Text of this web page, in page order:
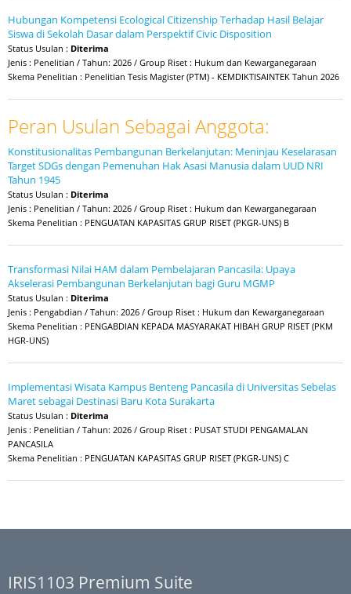
Hubungan Kompetensi Ecological Citizenship Terhadap Hasil Belajar
Siswa di Sekolah Dasar dalam Perspektif Civic Disposition
Status Usulan : Diterima
Jenis : Penelitian / Tahun: 2026 / Group Riset : Hukum dan Kewarganegaraan
Skema Penelitian : Penelitian Tesis Magister (PTM) - KEMDIKTISAINTEK Tahun 2026
Peran Usulan Sebagai Anggota:
Konstitusionalitas Pembangunan Berkelanjutan: Meninjau Keselarasan
Target SDGs dengan Pemenuhan Hak Asasi Manusia dalam UUD NRI
Tahun 1945
Status Usulan : Diterima
Jenis : Penelitian / Tahun: 2026 / Group Riset : Hukum dan Kewarganegaraan
Skema Penelitian : PENGUATAN KAPASITAS GRUP RISET (PKGR-UNS) B
Transformasi Nilai HAM dalam Pembelajaran Pancasila: Upaya
Akselerasi Pembangunan Berkelanjutan bagi Guru MGMP
Status Usulan : Diterima
Jenis : Pengabdian / Tahun: 2026 / Group Riset : Hukum dan Kewarganegaraan
Skema Penelitian : PENGABDIAN KEPADA MASYARAKAT HIBAH GRUP RISET (PKM
HGR-UNS)
Implementasi Wisata Kampus Benteng Pancasila di Universitas Sebelas
Maret sebagai Destinasi Baru Kota Surakarta
Status Usulan : Diterima
Jenis : Penelitian / Tahun: 2026 / Group Riset : PUSAT STUDI PENGAMALAN
PANCASILA
Skema Penelitian : PENGUATAN KAPASITAS GRUP RISET (PKGR-UNS) C
IRIS1103 Premium Suite